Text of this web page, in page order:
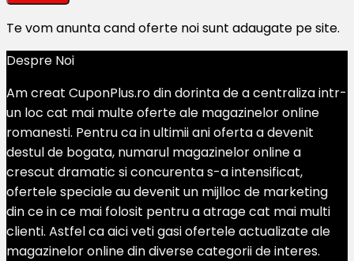
Te vom anunta cand oferte noi sunt adaugate pe site.
Despre Noi
Am creat CuponPlus.ro din dorinta de a centraliza intr-
un loc cat mai multe oferte ale magazinelor online
romanesti. Pentru ca in ultimii ani oferta a devenit
destul de bogata, numarul magazinelor online a
crescut dramatic si concurenta s-a intensificat,
ofertele speciale au devenit un mijlloc de marketing
din ce in ce mai folosit pentru a atrage cat mai multi
clienti. Astfel ca aici veti gasi ofertele actualizate ale
magazinelor online din diverse categorii de interes.